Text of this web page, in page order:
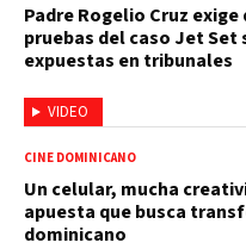
VIDEO
Padre Rogelio Cruz
pruebas del caso Jet Set
expuestas en tribunales
CINE DOMINICANO
Un celular, mucha
apuesta que busca
dominicano